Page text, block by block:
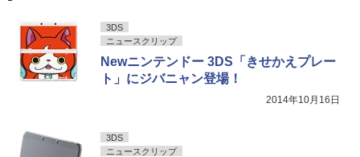
3DS
ニュースクリップ
Newニンテンドー 3DS「きせかえプレー
ト」にジバニャン登場！
2014年10月16日
3DS
ニュースクリップ